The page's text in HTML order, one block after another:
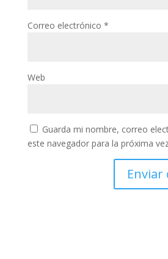
Correo electrónico *
Web
Guarda mi nombre, correo
este navegador para la próxima